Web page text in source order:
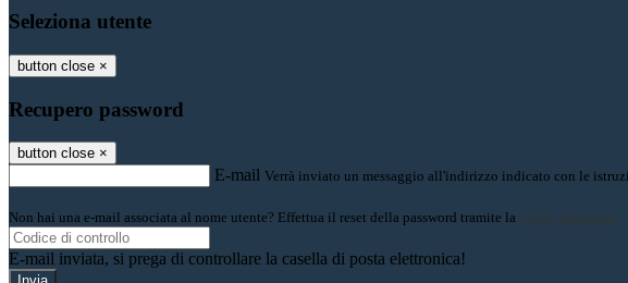
Seleziona utente
button close ×
Recupero password
button close ×
E-mail Verrà inviato un messaggio all'indirizzo indicato con le
Non hai una e-mail associata al nome utente? Effettua il reset della password tramite la Login Spaggiari
E-mail inviata, si prega di controllare la casella di posta elettronica!